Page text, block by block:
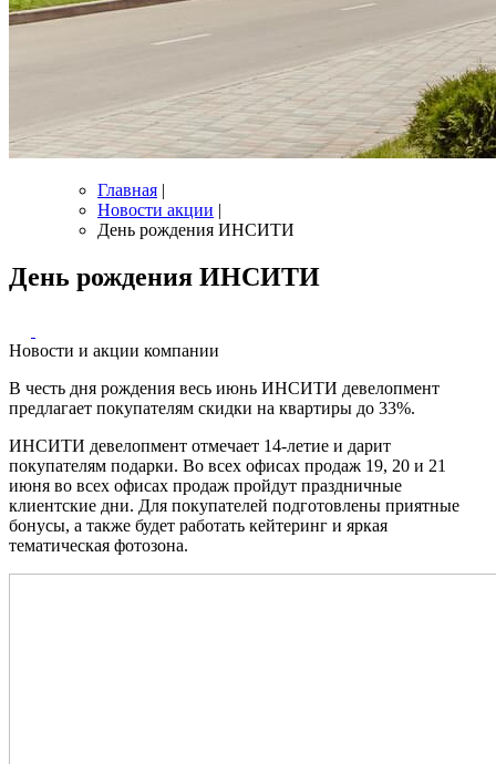
Главная |
Новости акции |
День рождения ИНСИТИ
День рождения ИНСИТИ
Новости и акции компании
В честь дня рождения весь июнь ИНСИТИ девелопмент
предлагает покупателям скидки на квартиры до 33%.
ИНСИТИ девелопмент отмечает 14-летие и дарит
покупателям подарки. Во всех офисах продаж 19, 20 и 21
июня во всех офисах продаж пройдут праздничные
клиентские дни. Для покупателей подготовлены приятные
бонусы, а также будет работать кейтеринг и яркая
тематическая фотозона.